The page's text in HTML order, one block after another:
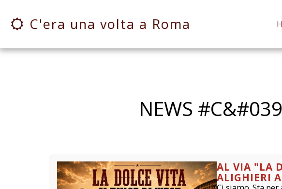
C'era una volta a Roma
NEWS
AL VIA "LA
ALIGHIERI